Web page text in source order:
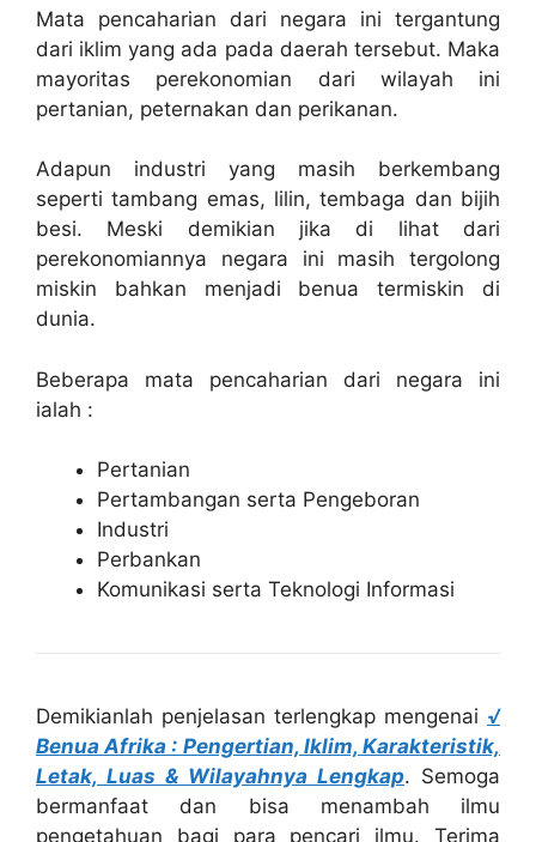
Mata pencaharian dari negara ini tergantung
dari iklim yang ada pada daerah tersebut. Maka
mayoritas perekonomian dari wilayah ini
pertanian, peternakan dan perikanan.
Adapun industri yang masih berkembang
seperti tambang emas, lilin, tembaga dan bijih
besi. Meski demikian jika di lihat dari
perekonomiannya negara ini masih tergolong
miskin bahkan menjadi benua termiskin di
dunia.
Beberapa mata pencaharian dari negara ini
ialah :
Pertanian
Pertambangan serta Pengeboran
Industri
Perbankan
Komunikasi serta Teknologi Informasi
Demikianlah penjelasan terlengkap mengenai √
Benua Afrika : Pengertian, Iklim, Karakteristik,
Letak, Luas & Wilayahnya Lengkap. Semoga
bermanfaat dan bisa menambah ilmu
pengetahuan bagi para pencari ilmu. Terima